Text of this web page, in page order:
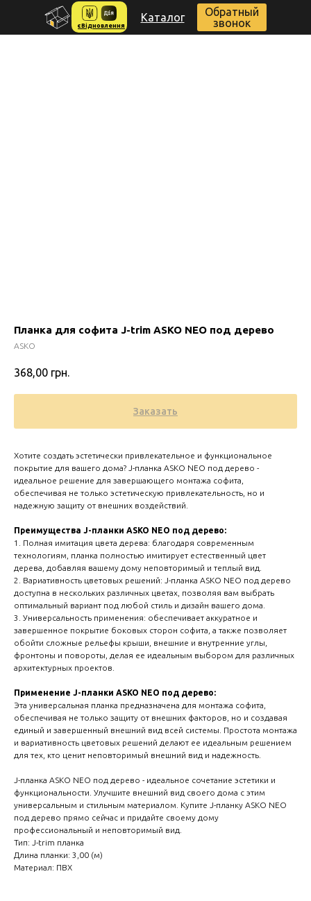
Zero
Каталог
create your
block from
Обратный
звонок
єВідновлення
Планка для софита J-trim ASKO NEO под дерево
ASKO
368,00 грн.
Заказать
Хотите создать эстетически привлекательное и функциональное
покрытие для вашего дома? J-планка ASKO NEO под дерево -
идеальное решение для завершающего монтажа софита,
обеспечивая не только эстетическую привлекательность, но и
надежную защиту от внешних воздействий.
Преимущества J-планки ASKO NEO под дерево:
1. Полная имитация цвета дерева: благодаря современным
технологиям, планка полностью имитирует естественный цвет
дерева, добавляя вашему дому неповторимый и теплый вид.
2. Вариативность цветовых решений: J-планка ASKO NEO под дерево
доступна в нескольких различных цветах, позволяя вам выбрать
оптимальный вариант под любой стиль и дизайн вашего дома.
3. Универсальность применения: обеспечивает аккуратное и
завершенное покрытие боковых сторон софита, а также позволяет
обойти сложные рельефы крыши, внешние и внутренние углы,
фронтоны и повороты, делая ее идеальным выбором для различных
архитектурных проектов.
Применение J-планки ASKO NEO под дерево:
Эта универсальная планка предназначена для монтажа софита,
обеспечивая не только защиту от внешних факторов, но и создавая
единый и завершенный внешний вид всей системы. Простота монтажа
и вариативность цветовых решений делают ее идеальным решением
для тех, кто ценит неповторимый внешний вид и надежность.
J-планка ASKO NEO под дерево - идеальное сочетание эстетики и
функциональности. Улучшите внешний вид своего дома с этим
универсальным и стильным материалом. Купите J-планку ASKO NEO
под дерево прямо сейчас и придайте своему дому
профессиональный и неповторимый вид.
Тип: J-trim планка
Длина планки: 3,00 (м)
Материал: ПВХ